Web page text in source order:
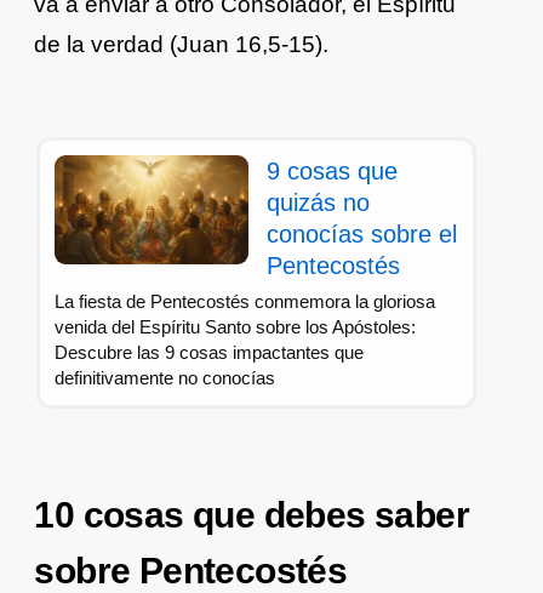
de la verdad (Juan 16,5-15).
9 cosas que
quizás no
conocías sobre el
Pentecostés
La fiesta de Pentecostés conmemora la gloriosa
venida del Espíritu Santo sobre los Apóstoles:
Descubre las 9 cosas impactantes que
definitivamente no conocías
10 cosas que debes saber
sobre Pentecostés